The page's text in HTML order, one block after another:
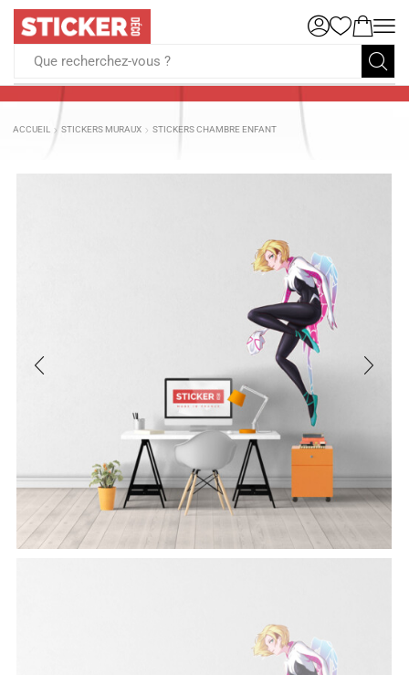
Que recherchez-vous ?
ACCUEIL STICKERS MURAUX STICKERS CHAMBRE ENFANT